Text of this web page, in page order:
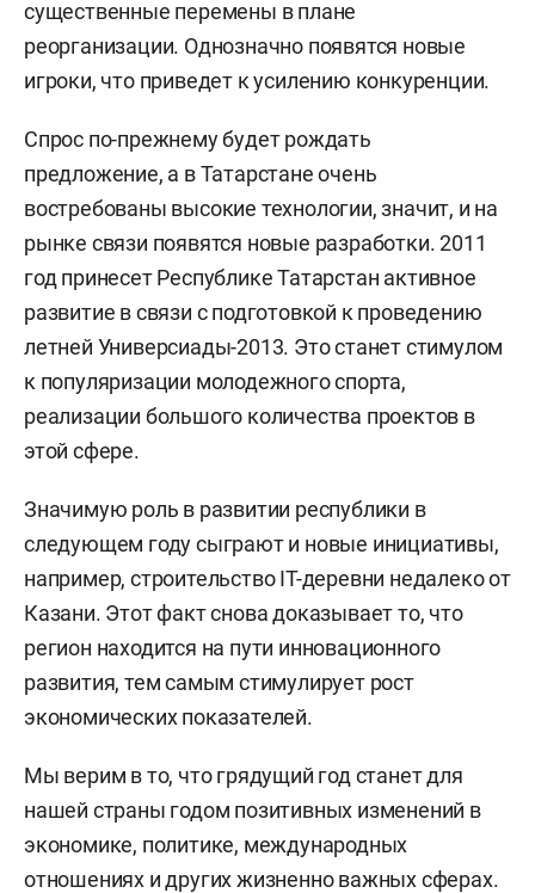
существенные перемены в плане
реорганизации. Однозначно появятся новые
игроки, что приведет к усилению конкуренции.
Спрос по-прежнему будет рождать
предложение, а в Татарстане очень
востребованы высокие технологии, значит, и на
рынке связи появятся новые разработки. 2011
год принесет Республике Татарстан активное
развитие в связи с подготовкой к проведению
летней Универсиады-2013. Это станет стимулом
к популяризации молодежного спорта,
реализации большого количества проектов в
этой сфере.
Значимую роль в развитии республики в
следующем году сыграют и новые инициативы,
например, строительство IT-деревни недалеко от
Казани. Этот факт снова доказывает то, что
регион находится на пути инновационного
развития, тем самым стимулирует рост
экономических показателей.
Мы верим в то, что грядущий год станет для
нашей страны годом позитивных изменений в
экономике, политике, международных
отношениях и других жизненно важных сферах.